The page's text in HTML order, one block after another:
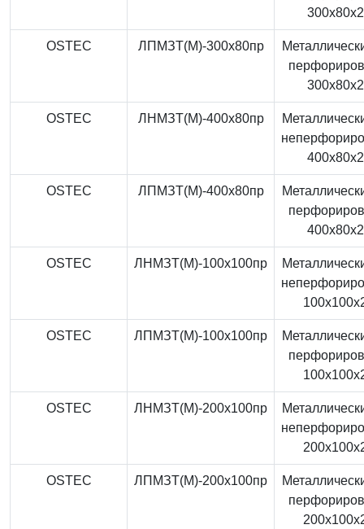
OSTEC ЛПМЗТ(М)-300x80пр
OSTEC ЛНМЗТ(М)-400x80пр
OSTEC ЛПМЗТ(М)-400x80пр
OSTEC ЛНМЗТ(М)-100x100пр
OSTEC ЛПМЗТ(М)-100x100пр
OSTEC ЛНМЗТ(М)-200x100пр
OSTEC ЛПМЗТ(М)-200x100пр